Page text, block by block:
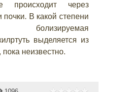
происходит через
почки. В какой степени
болизируемая
выделяется из
пока неизвестно.